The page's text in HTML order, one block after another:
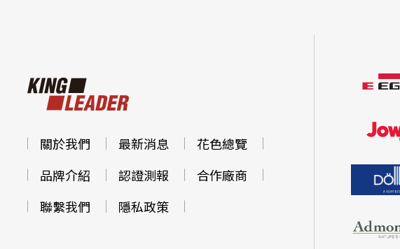
關於我們 最新消息
花色總覽
品牌介紹
認證測報
合作廠商
聯繫我們
隱私政策